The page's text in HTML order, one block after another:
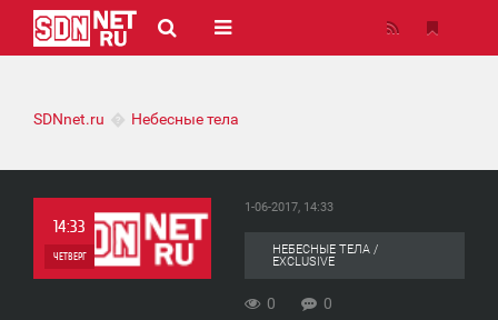
SDNnet.ru Небесные тела
14:33
ЧЕТВЕРГ
1-06-2017, 14:33
НЕБЕСНЫЕ ТЕЛА /
EXCLUSIVE
0 0